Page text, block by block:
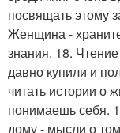
посвящать этому
Женщина -
знания. 18.
давно купили и
читать истории о
понимаешь себя.
дому - мысли о